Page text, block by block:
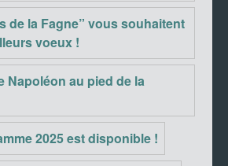
de la Fagne” vous souhaitent
voeux !
Napoléon au pied de la
2025 est disponible !